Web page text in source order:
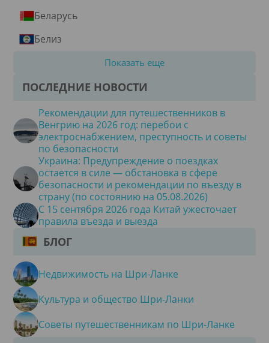
Беларусь
Белиз
Показать еще
ПОСЛЕДНИЕ НОВОСТИ
Рекомендации для путешественников в
Венгрию на 2026 год: перебои с
электроснабжением, преступность и советы
по безопасности
Украина: Предупреждение о поездках
остается в силе — обстановка в сфере
безопасности и рекомендации по въезду в
страну (по состоянию на 05.08.2026)
С 15 сентября 2026 года Китай ужесточает
правила въезда и выезда
БЛОГ
Недвижимость на Шри-Ланке
Культура и общество Шри-Ланки
Советы путешественникам по Шри-Ланке